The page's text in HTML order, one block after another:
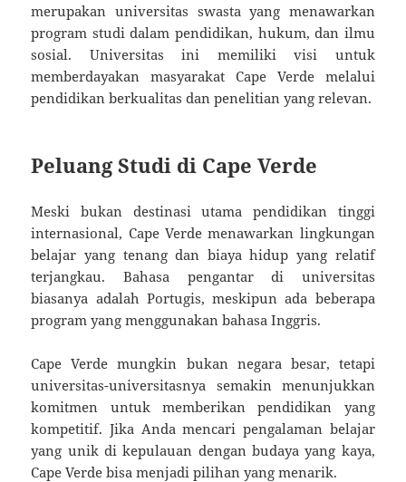
merupakan universitas swasta yang menawarkan
program studi dalam pendidikan, hukum, dan ilmu
sosial. Universitas ini memiliki visi untuk
memberdayakan masyarakat Cape Verde melalui
pendidikan berkualitas dan penelitian yang relevan.
Peluang Studi di Cape Verde
Meski bukan destinasi utama pendidikan tinggi
internasional, Cape Verde menawarkan lingkungan
belajar yang tenang dan biaya hidup yang relatif
terjangkau. Bahasa pengantar di universitas
biasanya adalah Portugis, meskipun ada beberapa
program yang menggunakan bahasa Inggris.
Cape Verde mungkin bukan negara besar, tetapi
universitas-universitasnya semakin menunjukkan
komitmen untuk memberikan pendidikan yang
kompetitif. Jika Anda mencari pengalaman belajar
yang unik di kepulauan dengan budaya yang kaya,
Cape Verde bisa menjadi pilihan yang menarik.